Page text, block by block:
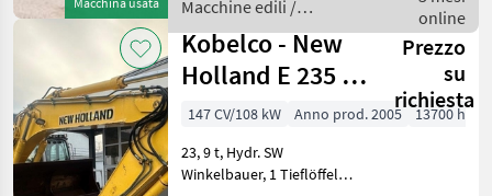
hydraulischer
Schnellwechsler BM
Macchine edili /
Kobelco
online
Kobelco - New
Holland E 235 SR
- 1ES
Prezzo
su
richiesta
147 CV/108 kW Anno prod. 2005
13700 h
23, 9 t, Hydr. SW
Winkelbauer, 1 Tieflöffel